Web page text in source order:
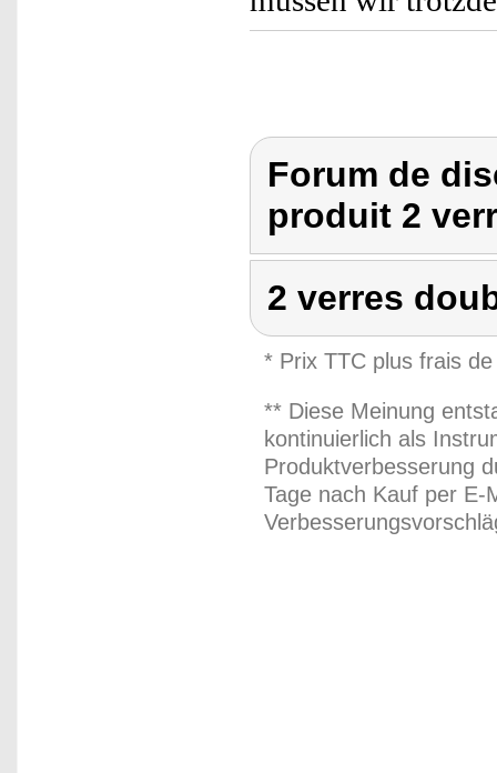
Forum de
produit 2
2 verres
* Prix TTC plus frais
** Diese Meinung
kontinuierlich als
Produktverbesserung
Tage nach Kauf per E-